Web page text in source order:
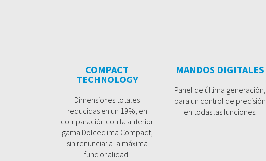
COMPACT
TECHNOLOGY
Dimensiones totales
reducidas en un 19%, en
comparación con la anterior
gama Dolceclima Compact,
sin renunciar a la máxima
funcionalidad.
MANDOS DIGITALES
Panel de última generación,
para un control de precisión
en todas las funciones.